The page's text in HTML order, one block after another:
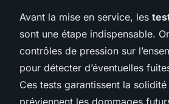
Avant la mise en service, les
sont une étape indispensable.
contrôles de pression sur
pour détecter d’éventuelles
Ces tests garantissent la
préviennent les dommages